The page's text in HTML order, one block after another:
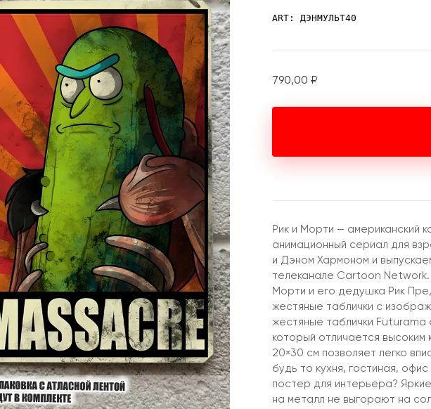
ART: ДЭНМУЛЬТ40
790,00 ₽
Рик и Морти — американский
анимационный сериал для
и Дэном Хармоном и
телеканале Cartoon
Морти и его дедушка Рик
жестяные таблички с
жестяные таблички Futurama
который отличается высоким
20×30 см позволяет легко
будь то кухня, гостиная,
постер для интерьера?
на металл не выгорают на